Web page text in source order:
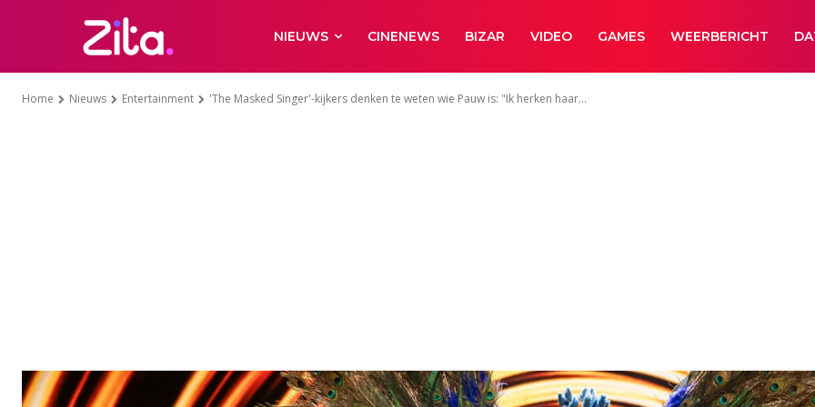
NIEUWS CINENEWS BIZAR VIDEO GAMES WEERBERICHT
Home Nieuws Entertainment 'The Masked Singer'-kijkers denken te weten wie Pauw is: "Ik herken haar...